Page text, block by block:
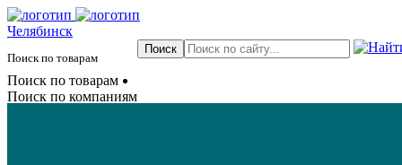
Челябинск
Поиск по товарам
Поиск по товарам
Поиск по компаниям